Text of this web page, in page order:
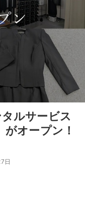
タルサービス
がオープン！
日